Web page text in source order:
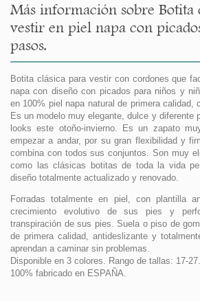
Más información sobre Botita
vestir en piel napa con
pasos.
Botita clásica para vestir con cordones que
napa con diseño con picados para niños y
en 100% piel napa natural de primera calidad,
Es un modelo muy elegante, dulce y diferente
looks este otoño-invierno. Es un zapato
empezar a andar, por su gran flexibilidad y
combina con todos sus conjuntos. Son muy
como las clásicas botitas de toda la vida
diseño totalmente actualizado y renovado.
Forradas totalmente en piel, con plantilla
crecimiento evolutivo de sus pies y
transpiración de sus pies. Suela o piso de
de primera calidad, antideslizante y
aprendan a caminar sin problemas.
Disponible en 3 colores. Rango de tallas: 17-
100% fabricado en ESPAÑA.